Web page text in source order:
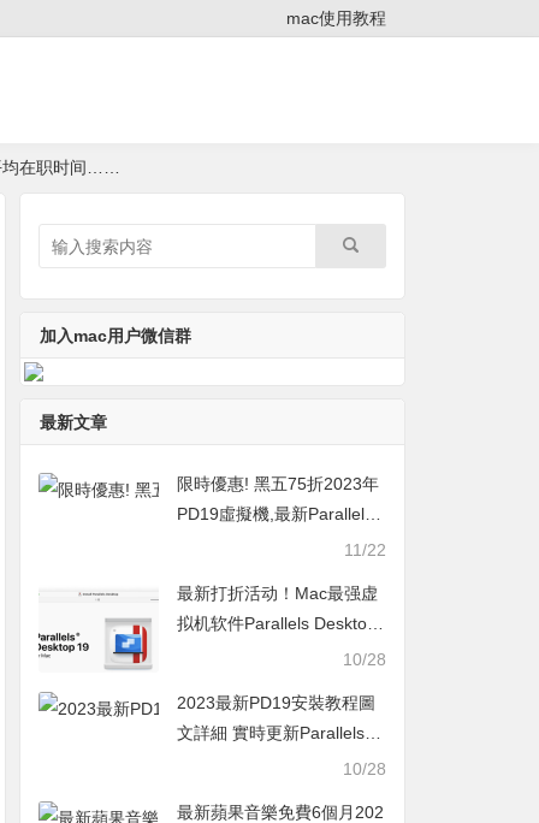
mac使用教程
均在职时间……
加入mac用户微信群
最新文章
限時優惠! 黑五75折2023年
PD19虛擬機,最新Parallels
11/22
最新打折活动！Mac最强虚
拟机软件Parallels Desktop
19 学生优惠+9折新人活动
10/28
2023最新PD19安裝教程圖
文詳細 實時更新Parallels D
esktop19購買優惠50%起10/28
最新蘋果音樂免費6個月202